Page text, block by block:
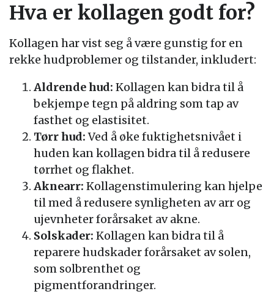
Hva er kollagen godt for?
Kollagen har vist seg å være gunstig for en
rekke hudproblemer og tilstander, inkludert:
Aldrende hud: Kollagen kan bidra til å
bekjempe tegn på aldring som tap av
fasthet og elastisitet.
Tørr hud:Ved å øke fuktighetsnivået i
huden kan kollagen bidra til å redusere
tørrhet og flakhet.
Aknearr: Kollagenstimulering kan hjelpe
til med å redusere synligheten av arr og
ujevnheter forårsaket av akne.
Solskader: Kollagen kan bidra til å
reparere hudskader forårsaket av solen,
som solbrenthet og
pigmentforandringer.